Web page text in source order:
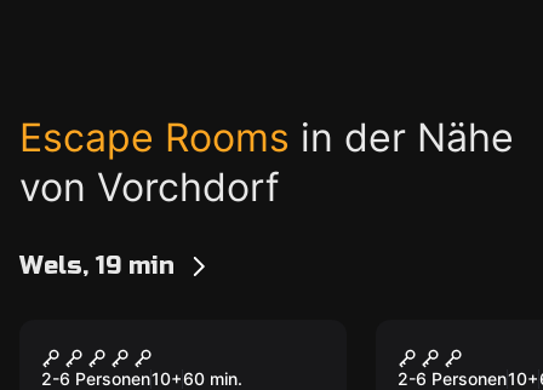
Escape Rooms in der Nähe
von Vorchdorf
Wels, 19 min
The Diamond Coup
2-6 Personen10+60 min.
The last
2-6 Personen10+